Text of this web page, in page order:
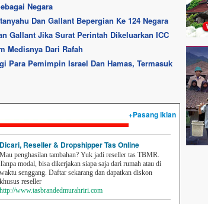
Negara
Dan Gallant Bepergian Ke 124 Negara
Gallant Jika Surat Perintah Dikeluarkan ICC
Medisnya Dari Rafah
Para Pemimpin Israel Dan Hamas, Termasuk
+Pasang iklan
Dicari, Reseller & Dropshipper Tas Online
Mau penghasilan tambahan? Yuk jadi reseller tas TBMR.
Tanpa modal, bisa dikerjakan siapa saja dari rumah atau di
waktu senggang. Daftar sekarang dan dapatkan diskon
khusus reseller
http://www.tasbrandedmurahriri.com